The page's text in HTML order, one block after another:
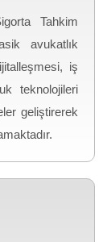
Tahkim
avukatlık
iş
teknolojileri
geliştirerek